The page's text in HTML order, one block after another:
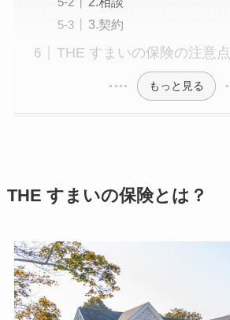
3.契約
THE すまいの保険の注意点
もっと見る
THE すまいの保険とは？